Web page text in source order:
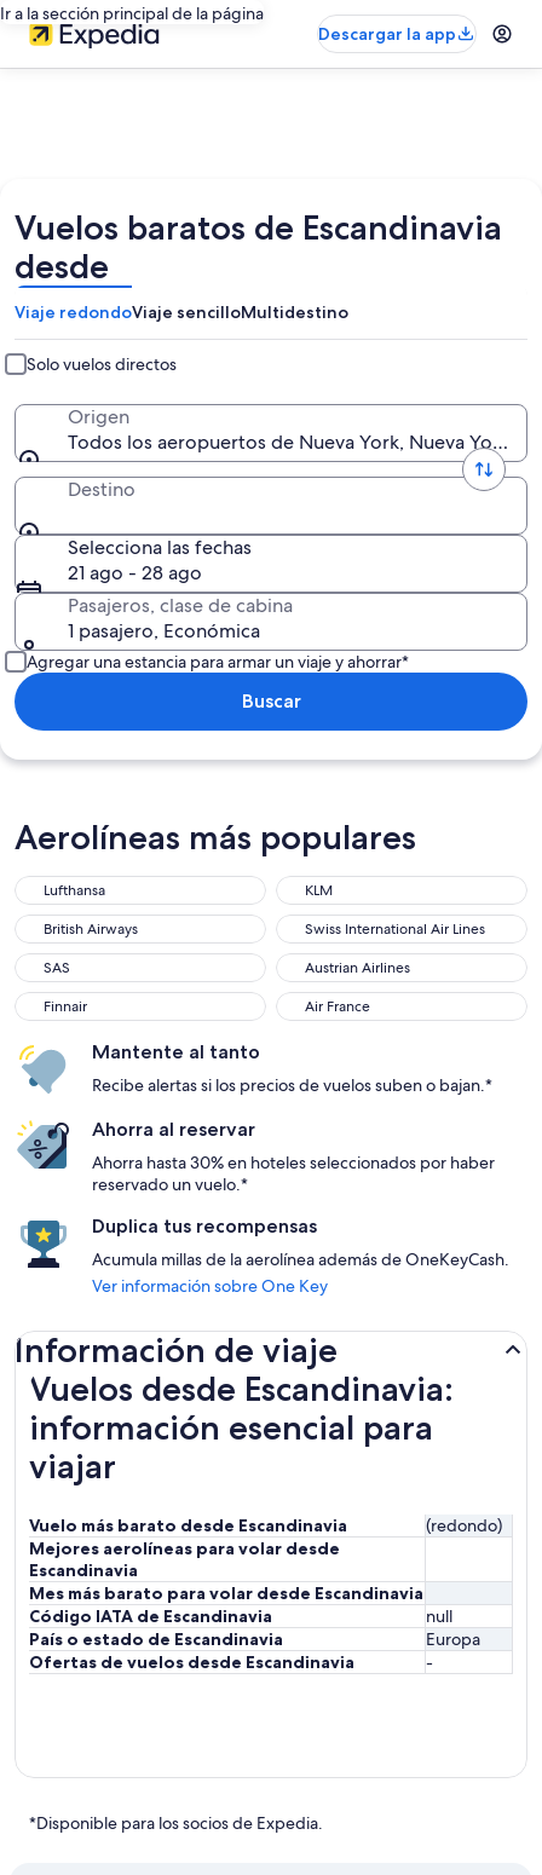
Ir a la sección principal de la página
Descargar la app
Vuelos baratos de Escandinavia
desde
Viaje redondoViaje sencilloMultidestino
Solo vuelos directos
Origen
Todos los aeropuertos de Nueva York, Nueva York,
Destino
Selecciona las fechas
21 ago - 28 ago
Pasajeros, clase de cabina
1 pasajero, Económica
Agregar una estancia para armar un viaje y ahorrar*
Buscar
Aerolíneas más populares
Lufthansa
KLM
British Airways
Swiss International Air Lines
SAS
Austrian Airlines
Finnair
Air France
Mantente al tanto
Recibe alertas si los precios de vuelos suben o bajan.*
Ahorra al reservar
Ahorra hasta 30% en hoteles seleccionados por haber
reservado un vuelo.*
Duplica tus recompensas
Acumula millas de la aerolínea además de OneKeyCash.
Ver información sobre One Key
Información de viaje
Vuelos desde Escandinavia:
información esencial para
viajar
Vuelo más barato desde Escandinavia
(redondo)
Mejores aerolíneas para volar desde
Escandinavia
Mes más barato para volar desde Escandinavia
Código IATA de Escandinavia
null
País o estado de Escandinavia
Europa
Ofertas de vuelos desde Escandinavia
-
*Disponible para los socios de Expedia.